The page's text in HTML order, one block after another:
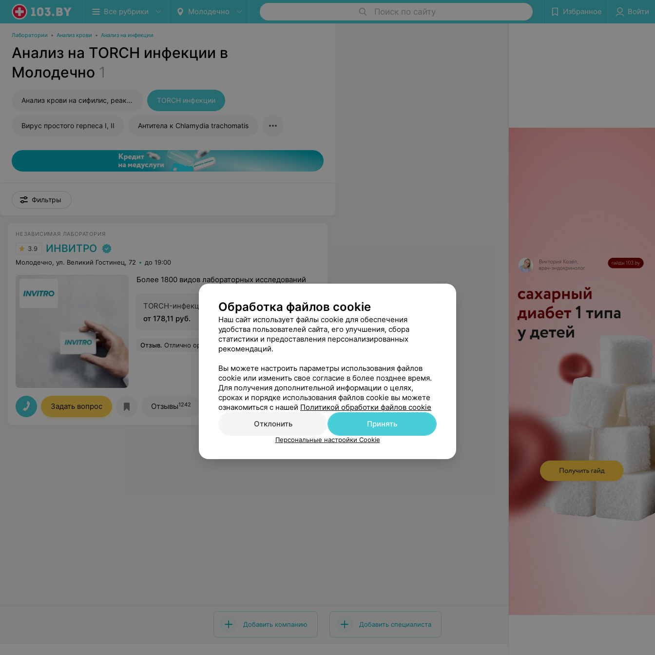
Все рубрики Молодечно Поиск по сайту Избранное Войти
Лаборатории • Анализ крови • Анализ на инфекции
Анализ на TORCH инфекции в
Молодечно 1
Анализ крови на сифилис, реакция Вассермана (RW) TORCH инфекции
Вирус простого герпеса I, II Антитела к Chlamydia trachomatis
Фильтры
НЕЗАВИСИМАЯ ЛАБОРАТОРИЯ
3.9 ИНВИТРО
Молодечно, ул. Великий Гостинец, 72 до 19:00
Более 1800 видов лабораторных исследований
TORCH-инфекции
от 178,11 руб.
Все цены
Отзыв. Отлично организован процесс, работают профессионалы, очень оперативно сообщают результаты.
Задать вопрос Отзывы1242 Все адреса
Добавить компанию Добавить специалиста
Обработка файлов cookie
Наш сайт использует файлы cookie для обеспечения
удобства пользователей сайта, его улучшения, сбора
статистики и предоставления персонализированных
рекомендаций.
Вы можете настроить параметры использования файлов
cookie или изменить свое согласие в более позднее время.
Для получения дополнительной информации о целях,
сроках и порядке использования файлов cookie вы можете
ознакомиться с нашей Политикой обработки файлов cookie
Отклонить
Принять
Персональные настройки Cookie